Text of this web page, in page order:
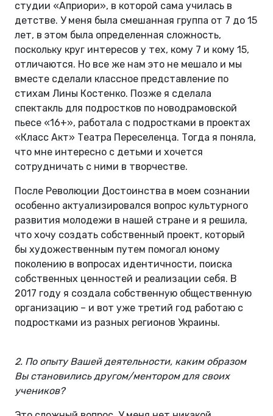
студии «Априори», в которой сама училась в
детстве. У меня была смешанная группа от 7 до 15
лет, в этом была определенная сложность,
поскольку круг интересов у тех, кому 7 и кому 15,
отличаются. Но все же нам это не мешало и мы
вместе сделали классное представление по
стихам Лины Костенко. Позже я сделала
спектакль для подростков по новодрамовской
пьесе «16+», работала с подростками в проектах
«Класс Акт» Театра Переселенца. Тогда я поняла,
что мне интересно с детьми и хочется
сотрудничать с ними в творчестве.
После Революции Достоинства в моем сознании
особенно актуализировался вопрос культурного
развития молодежи в нашей стране и я решила,
что хочу создать собственный проект, который
бы художественным путем помогал юному
поколению в вопросах идентичности, поиска
собственных ценностей и реализации себя. В
2017 году я создала собственную общественную
организацию – и вот уже третий год работаю с
подростками из разных регионов Украины.
2. По опыту Вашей деятельности, каким образом
Вы становились другом/ментором для своих
учеников?